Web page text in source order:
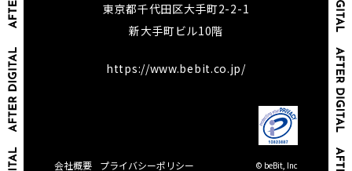
東京都千代田区大手町2-2-1
新大手町ビル10階
https://www.bebit.co.jp/
会社概要 プライバシーポリシー © beBit, Inc